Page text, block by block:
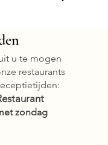
u te mogen
restaurants
zondag